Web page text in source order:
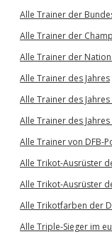
Alle Trainer der
Alle Trainer der
Alle Trainer der
Alle Trainer des Jahres
Alle Trainer des
Alle Trainer des
Alle Trainer von DFB-
Alle Trikot-Ausrüster
Alle Trikot-Ausrüster
Alle Trikotfarben der
Alle Triple-Sieger im